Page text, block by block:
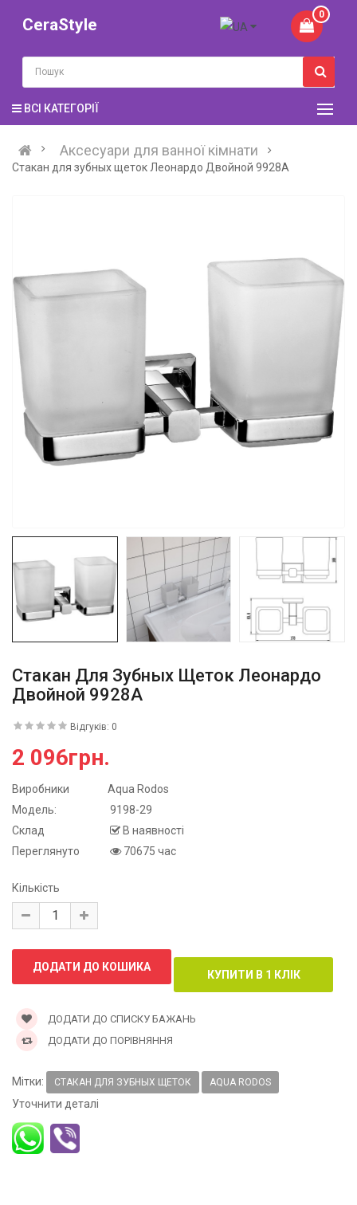
CeraStyle
0
ВСІ КАТЕГОРІЇ
Аксесуари для ванної кімнати
Стакан для зубных щеток Леонардо Двойной 9928А
Стакан Для Зубных Щеток Леонардо
Двойной 9928А
Відгуків: 0
2 096грн.
Виробники
Aqua Rodos
Модель:
9198-29
Склад
В наявності
Переглянуто
70675 час
Кількість
ДОДАТИ ДО СПИСКУ БАЖАНЬ
ДОДАТИ ДО ПОРІВНЯННЯ
Мітки: СТАКАН ДЛЯ ЗУБНЫХ ЩЕТОК AQUA RODOS
Уточнити деталі